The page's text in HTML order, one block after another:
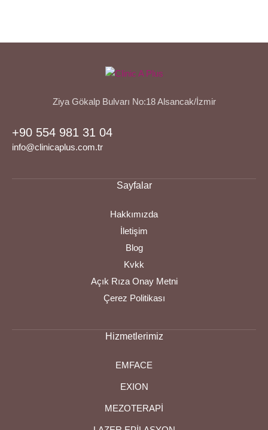
Ziya Gökalp Bulvarı No:18 Alsancak/İzmir
+90 554 981 31 04
info@clinicaplus.com.tr
Sayfalar
Hakkımızda
İletişim
Blog
Kvkk
Açık Rıza Onay Metni
Çerez Politikası
Hizmetlerimiz
EMFACE
EXION
MEZOTERAPİ